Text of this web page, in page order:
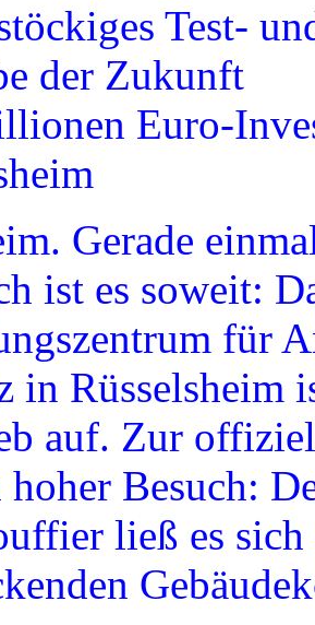
Test-
der Zukunft
Euro-
Gerade
ist es soweit:
für
in Rüsselsheim
auf. Zur
Besuch:
ließ es sich